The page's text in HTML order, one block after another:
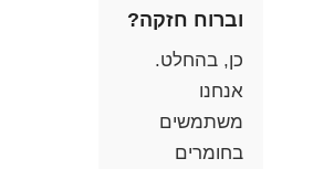
וברוח חזקה?
כן, בהחלט.
אנחנו
משתמשים
בחומרים